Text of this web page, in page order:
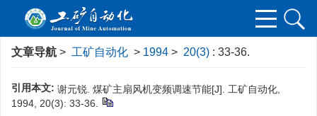
文章导航 > 工矿自动化 > 1994 > 20(3) : 33-36.
引用本文: 谢元锐. 煤矿主扇风机变频调速节能[J]. 工矿自动化,
1994, 20(3): 33-36.